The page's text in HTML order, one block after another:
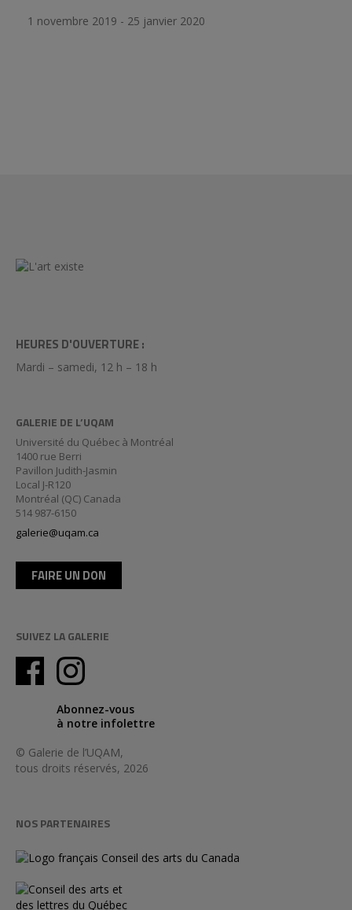
1 novembre 2019 - 25 janvier 2020
HEURES D'OUVERTURE :
Mardi – samedi, 12 h – 18 h
GALERIE DE L’UQAM
Université du Québec à Montréal
1400 rue Berri
Pavillon Judith-Jasmin
Local J-R120
Montréal (QC) Canada
514 987-6150
galerie@uqam.ca
FAIRE UN DON
SUIVEZ LA GALERIE
Abonnez-vous
à notre infolettre
© Galerie de l’UQAM,
tous droits réservés, 2026
NOS PARTENAIRES